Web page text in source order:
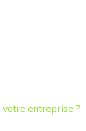
votre entreprise ?